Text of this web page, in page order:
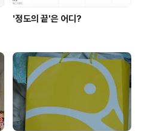
'정도의 끝'은 어디?